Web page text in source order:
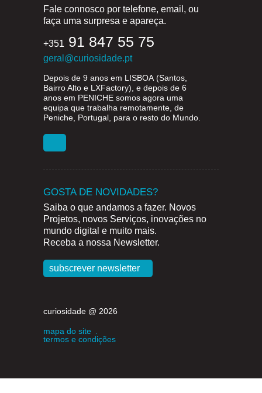
Fale connosco por telefone, email, ou
faça uma surpresa e apareça.
+351 91 847 55 75
geral@curiosidade.pt
Depois de 9 anos em LISBOA (Santos,
Bairro Alto e LXFactory), e depois de 6
anos em PENICHE somos agora uma
equipa que trabalha remotamente, de
Peniche, Portugal, para o resto do Mundo.
GOSTA DE NOVIDADES?
Saiba o que andamos a fazer. Novos
Projetos, novos Serviços, inovações no
mundo digital e muito mais.
Receba a nossa Newsletter.
subscrever newsletter
curiosidade @ 2026
mapa do site
termos e condições